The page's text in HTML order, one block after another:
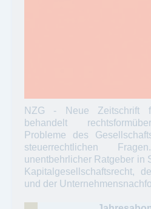
NZG - Neue Zeitschrift
behandelt
Probleme des
steuerrechtlichen
unentbehrlicher Ratgeber in
Kapitalgesellschaftsrecht,
und der